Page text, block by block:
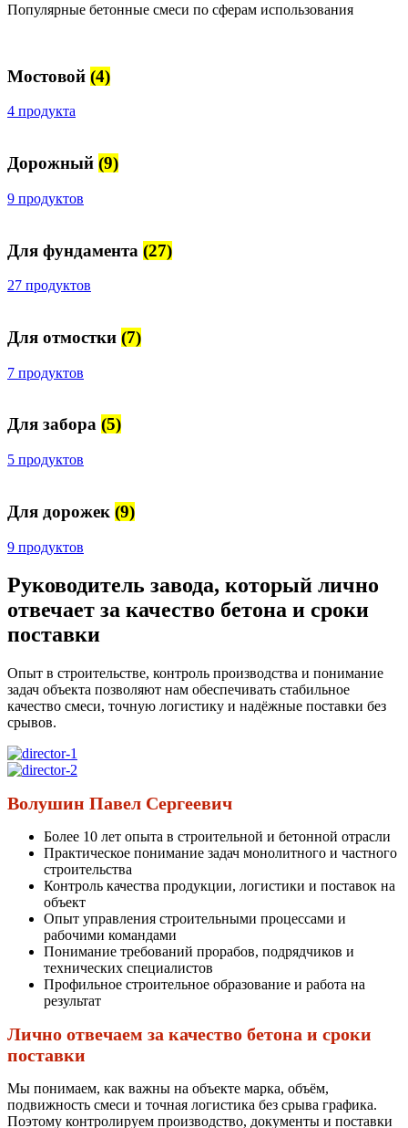
Популярные бетонные смеси по сферам использования
Мостовой (4)
4 продукта
Дорожный (9)
9 продуктов
Для фундамента (27)
27 продуктов
Для отмостки (7)
7 продуктов
Для забора (5)
5 продуктов
Для дорожек (9)
9 продуктов
Руководитель завода, который лично
отвечает за качество бетона и сроки
поставки
Опыт в строительстве, контроль производства и понимание
задач объекта позволяют нам обеспечивать стабильное
качество смеси, точную логистику и надёжные поставки без
срывов.
Волушин Павел Сергеевич
Более 10 лет опыта в строительной и бетонной отрасли
Практическое понимание задач монолитного и частного
строительства
Контроль качества продукции, логистики и поставок на
объект
Опыт управления строительными процессами и
рабочими командами
Понимание требований прорабов, подрядчиков и
технических специалистов
Профильное строительное образование и работа на
результат
Лично отвечаем за качество бетона и сроки
поставки
Мы понимаем, как важны на объекте марка, объём,
подвижность смеси и точная логистика без срыва графика.
Поэтому контролируем производство, документы и поставки